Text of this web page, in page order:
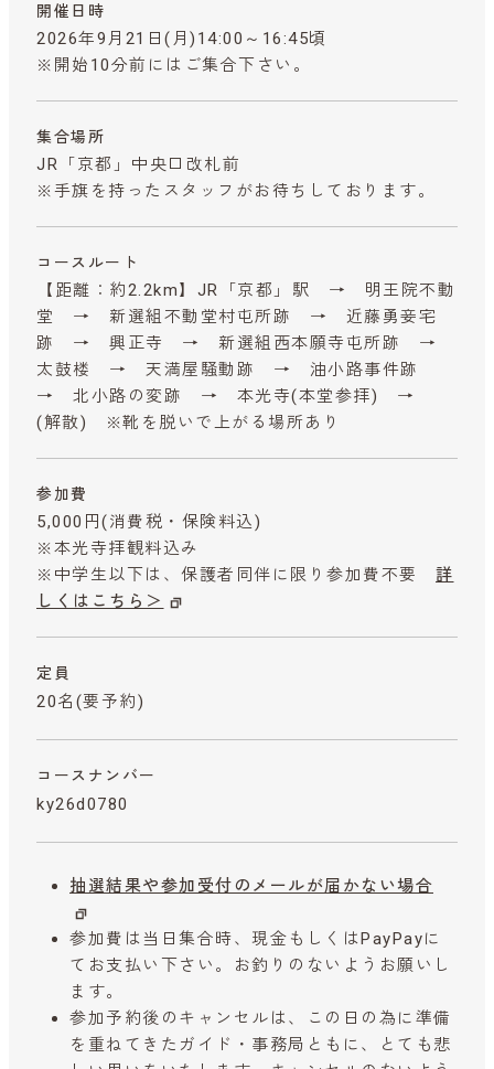
開催日時
2026年9月21日(月)14:00～16:45頃
※開始10分前にはご集合下さい。
集合場所
JR「京都」中央口改札前
※手旗を持ったスタッフがお待ちしております。
コースルート
【距離：約2.2km】JR「京都」駅 → 明王院不動
堂 → 新選組不動堂村屯所跡 → 近藤勇妾宅
跡 → 興正寺 → 新選組西本願寺屯所跡 →
太鼓楼 → 天満屋騒動跡 → 油小路事件跡
→ 北小路の変跡 → 本光寺(本堂参拝) →
(解散) ※靴を脱いで上がる場所あり
参加費
5,000円 (消費税・保険料込)
※本光寺拝観料込み
※中学生以下は、保護者同伴に限り参加費不要 詳
しくはこちら＞
定員
20名(要予約)
コースナンバー
ky26d0780
抽選結果や参加受付のメールが届かない場合
参加費は当日集合時、現金もしくはPayPayに
てお支払い下さい。お釣りのないようお願いし
ます。
参加予約後のキャンセルは、この日の為に準備
を重ねてきたガイド・事務局ともに、とても悲